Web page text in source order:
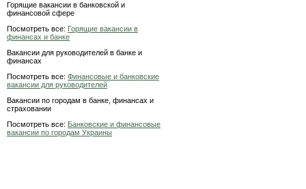
Горящие вакансии в банковской и
финансовой сфере
Посмотреть все: Горящие вакансии в
финансах и банке
Вакансии для руководителей в банке и
финансах
Посмотреть все: Финансовые и банковские
вакансии для руководителей
Вакансии по городам в банке, финансах и
страховании
Посмотреть все: Банковские и финансовые
вакансии по городам Украины